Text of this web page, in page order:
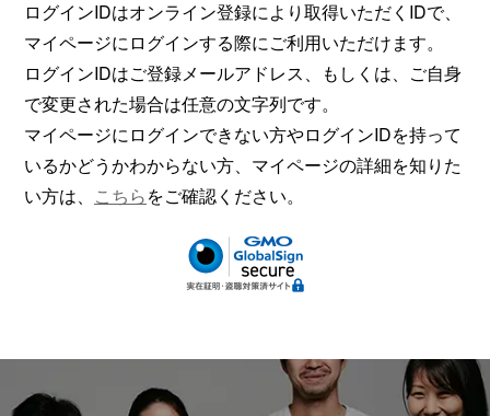
ログインIDはオンライン登録により取得いただくIDで、
マイページにログインする際にご利用いただけます。
ログインIDはご登録メールアドレス、もしくは、ご自身
で変更された場合は任意の文字列です。
マイページにログインできない方やログインIDを持って
いるかどうかわからない方、マイページの詳細を知りた
い方は、 こちらをご確認ください。